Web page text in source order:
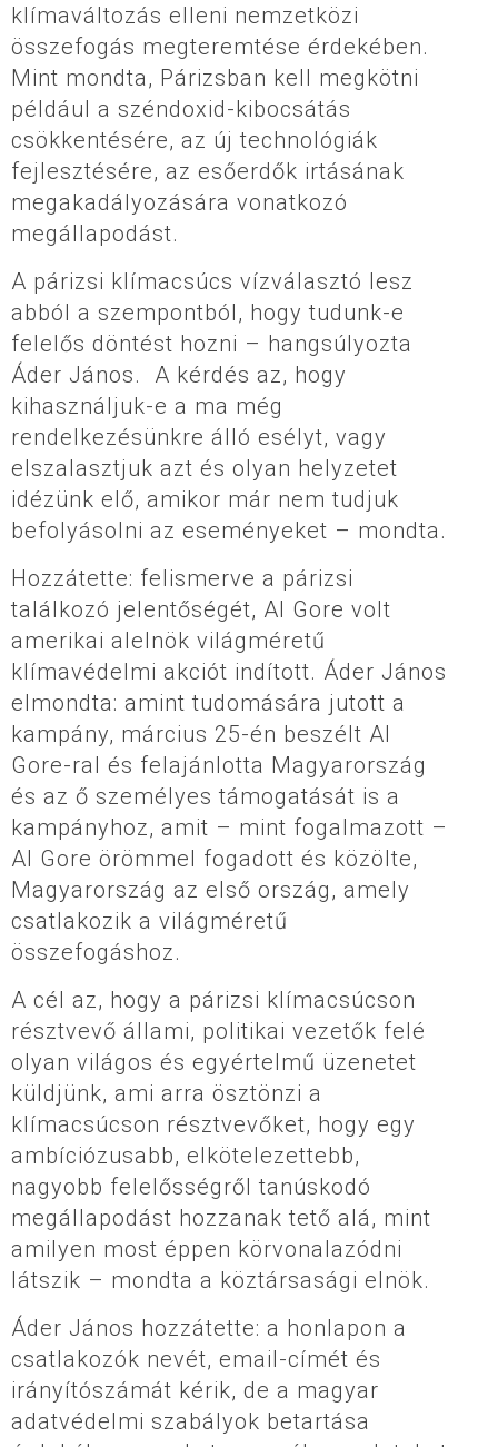
klímaváltozás elleni nemzetközi
összefogás megteremtése érdekében.
Mint mondta, Párizsban kell megkötni
például a széndoxid-kibocsátás
csökkentésére, az új technológiák
fejlesztésére, az esőerdők irtásának
megakadályozására vonatkozó
megállapodást.
A párizsi klímacsúcs vízválasztó lesz
abból a szempontból, hogy tudunk-e
felelős döntést hozni – hangsúlyozta
Áder János. A kérdés az, hogy
kihasználjuk-e a ma még
rendelkezésünkre álló esélyt, vagy
elszalasztjuk azt és olyan helyzetet
idézünk elő, amikor már nem tudjuk
befolyásolni az eseményeket – mondta.
Hozzátette: felismerve a párizsi
találkozó jelentőségét, Al Gore volt
amerikai alelnök világméretű
klímavédelmi akciót indított. Áder János
elmondta: amint tudomására jutott a
kampány, március 25-én beszélt Al
Gore-ral és felajánlotta Magyarország
és az ő személyes támogatását is a
kampányhoz, amit – mint fogalmazott –
Al Gore örömmel fogadott és közölte,
Magyarország az első ország, amely
csatlakozik a világméretű
összefogáshoz.
A cél az, hogy a párizsi klímacsúcson
résztvevő állami, politikai vezetők felé
olyan világos és egyértelmű üzenetet
küldjünk, ami arra ösztönzi a
klímacsúcson résztvevőket, hogy egy
ambíciózusabb, elkötelezettebb,
nagyobb felelősségről tanúskodó
megállapodást hozzanak tető alá, mint
amilyen most éppen körvonalazódni
látszik – mondta a köztársasági elnök.
Áder János hozzátette: a honlapon a
csatlakozók nevét, email-címét és
irányítószámát kérik, de a magyar
adatvédelmi szabályok betartása